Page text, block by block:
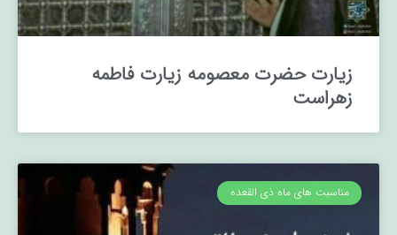
زیارت حضرت معصومه زیارت فاطمه
زهراست
مناسبت های ماه ذی القعده